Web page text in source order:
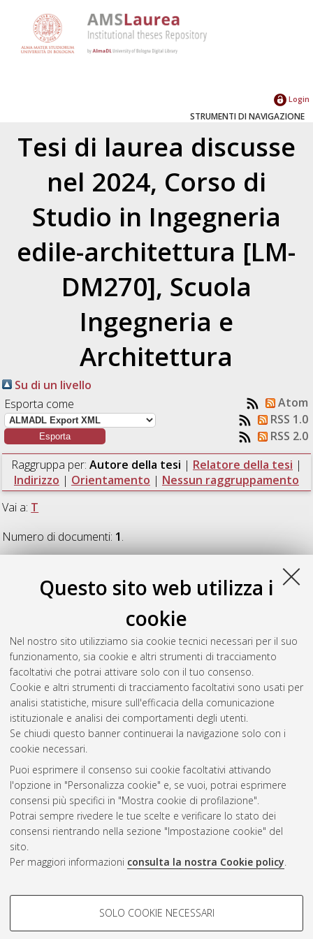
Questo sito web utilizza i
cookie
Nel nostro sito utilizziamo sia cookie tecnici necessari per il suo
funzionamento, sia cookie e altri strumenti di tracciamento
facoltativi che potrai attivare solo con il tuo consenso.
Cookie e altri strumenti di tracciamento facoltativi sono usati per
analisi statistiche, misure sull'efficacia della comunicazione
istituzionale e analisi dei comportamenti degli utenti.
Se chiudi questo banner continuerai la navigazione solo con i
cookie necessari.
Puoi esprimere il consenso sui cookie facoltativi attivando
l'opzione in "Personalizza cookie" e, se vuoi, potrai esprimere
consensi più specifici in "Mostra cookie di profilazione".
Potrai sempre rivedere le tue scelte e verificare lo stato dei
consensi rientrando nella sezione "Impostazione cookie" del
sito.
Per maggiori informazioni consulta la nostra Cookie policy.
COOKIE DI PROFILAZIONE -
SOLO COOKIE NECESSARI
Login
STRUMENTI DI NAVIGAZIONE
Tesi di laurea discusse
nel 2024, Corso di
Studio in Ingegneria
edile-architettura [LM-
DM270], Scuola
Ingegneria e
Architettura
Su di un livello
Esporta come
Atom
RSS 1.0
RSS 2.0
Raggruppa per: Autore della tesi | Relatore della tesi |
Indirizzo | Orientamento | Nessun raggruppamento
Vai a: T
Numero di documenti: 1.
Tadrous, John Adel Naseem Fam(2024)
Harvesting in a Façade System.[Laurea magistrale], Università
di Bologna, Corso di Studio inIngegneria edile-architettura
[LM-DM270]
Questa lista e' stata generata ilThu Aug 6 20:43:27 2026
CEST
Atom
Rss 1.0
Rss 2.0
AMS Laurea
Impostazioni Cookie
Informativa sulla privacy
Condizioni d’uso del sito